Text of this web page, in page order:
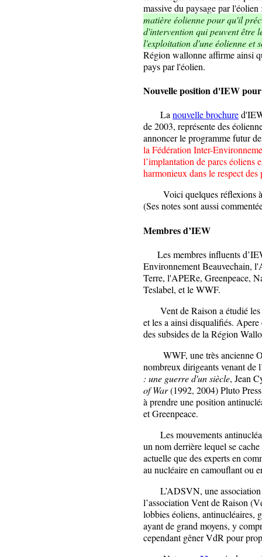
massive du paysage par
matière éolienne pour qu'il
d'intervention qui peuvent être
l'exploitation d'une éolienne et
Région wallonne affirme ainsi
pays par l'éolien.
Nouvellepositiond'IEW pour
Lanouvelle brochure
de 2003, représente des
annoncer le programme futur
la Fédération Inter-
l’implantation de parcs éoliens
harmonieux dans le respect
Voici quelques réflexions à
(Ses notes sont aussi
Membres d’IEW
Les membres influents
Environnement Beauvechain,
Terre, l'APERe, Greenpeace,
Teslabel, et le WWF.
Vent de Raison a étudié
et les a ainsi disqualifiés. Apere
des subsides de la Région
WWF, une très ancienne
nombreux dirigeants venant
: une guerre d'un siècle, Jean
of War(1992, 2004) Pluto
à prendre une position
et Greenpeace.
Les mouvements
un nom derrière lequel se
actuelle que des experts en
au nucléaire en camouflant ou
L’ADSVN, une association
l’association Vent de Raison
lobbies éoliens, antinucléaires,
ayant de grand moyens, y
cependant gêner VdR pour